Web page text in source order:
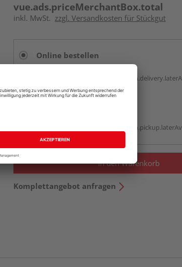
vue.ads.priceMerchantBox.total
inkl. MwSt. zzgl. Versandkosten für Stückgut
Online bestellen
In den Warenkorb
Komplettangebot anfragen